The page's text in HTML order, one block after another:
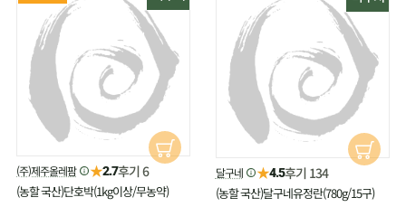
(주)제주올레팜 ★2.7후기 6
(농할 국산)단호박(1kg이상/무농약)
달구네 ★4.5후기 134
(농할 국산)달구네유정란(780g/15구)